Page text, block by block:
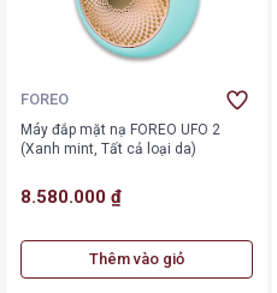
FOREO
Máy đắp mặt nạ FOREO UFO 2
(Xanh mint, Tất cả loại da)
8.580.000 ₫
Thêm vào giỏ